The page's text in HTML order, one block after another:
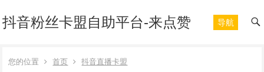
抖音粉丝卡盟自助平台-来点赞 导航
您的位置 首页 抖音直播卡盟